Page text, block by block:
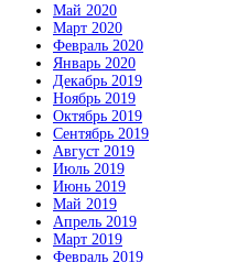
Май 2020
Март 2020
Февраль 2020
Январь 2020
Декабрь 2019
Ноябрь 2019
Октябрь 2019
Сентябрь 2019
Август 2019
Июль 2019
Июнь 2019
Май 2019
Апрель 2019
Март 2019
Февраль 2019